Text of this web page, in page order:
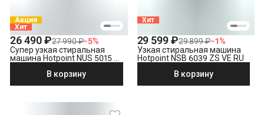
Акция
Хит
26 490 ₽27 990 ₽−5%
Супер узкая стиральная
машина Hotpoint NUS 5015 S
В корзину
Хит
29 599 ₽29 899 ₽−1%
Узкая стиральная машина
Hotpoint NSB 6039 ZS VE RU
В корзину